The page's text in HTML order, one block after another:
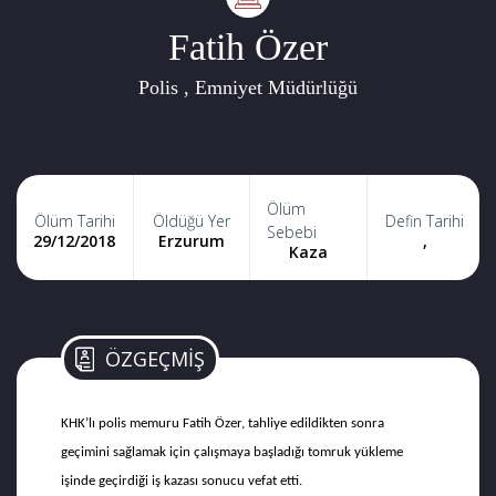
Fatih Özer
Polis , Emniyet Müdürlüğü
Ölüm Tarihi
29/12/2018
Öldüğü Yer
Erzurum
Ölüm
Sebebi
Kaza
Defin Tarihi
,
ÖZGEÇMİŞ
KHK’lı polis memuru Fatih Özer, tahliye edildikten sonra
geçimini sağlamak için çalışmaya başladığı tomruk yükleme
işinde geçirdiği iş kazası sonucu vefat etti.